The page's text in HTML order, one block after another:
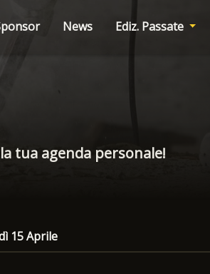
News Ediz. Passate
tua agenda personale!
15 Aprile